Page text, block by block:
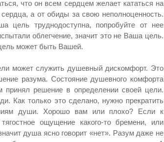
что он всем сердцем желает кататься на
а от обиды за свою неполноценность.
цель труднодоступна, попробуйте от нее
облегчение, значит это не Ваша цель.
может быть Вашей.
может служить душевный дискомфорт. Это
разума. Состояние душевного комфорта
принял решение в определении своей цели.
Как только это сделано, нужно прекратить
души. Хорошо вам или плохо? Если к
ощущение какого-то бремени, или
душа ясно говорит «нет». Разум даже не